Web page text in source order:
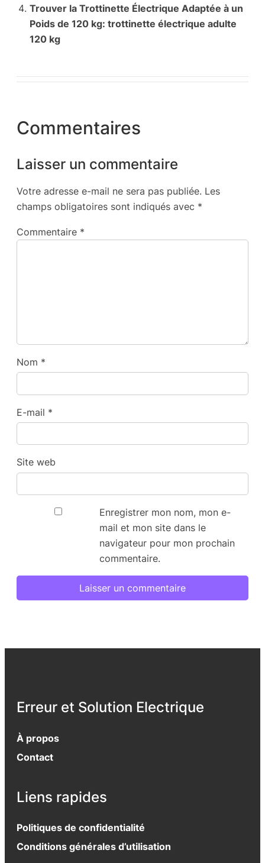
Trouver la Trottinette Électrique Adaptée à un
Poids de 120 kg: trottinette électrique adulte
120 kg
Commentaires
Laisser un commentaire
Votre adresse e-mail ne sera pas publiée. Les
champs obligatoires sont indiqués avec *
Commentaire *
Nom *
E-mail *
Site web
Enregistrer mon nom, mon e-
mail et mon site dans le
navigateur pour mon prochain
commentaire.
Erreur et Solution Electrique
À propos
Contact
Liens rapides
Politiques de confidentialité
Conditions générales d’utilisation